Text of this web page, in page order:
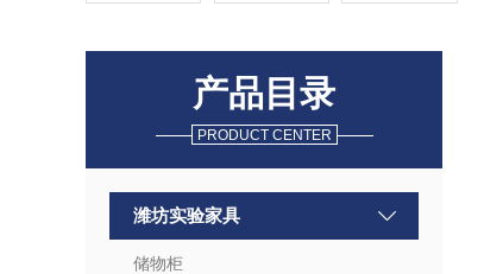
产品目录
PRODUCT CENTER
潍坊实验家具
储物柜